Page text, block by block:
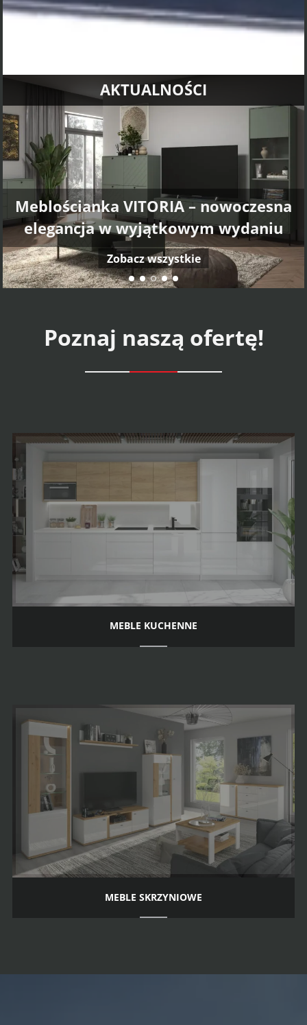
AKTUALNOŚCI
Meblościanka VITORIA – nowoczesna
elegancja w wyjątkowym wydaniu
Zobacz wszystkie
Poznaj naszą ofertę!
MEBLE KUCHENNE
MEBLE SKRZYNIOWE